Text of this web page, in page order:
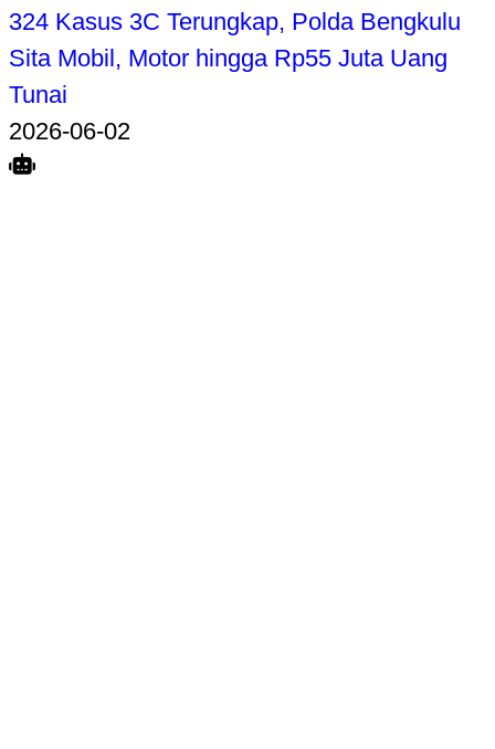
324 Kasus 3C Terungkap, Polda Bengkulu
Sita Mobil, Motor hingga Rp55 Juta Uang
Tunai
2026-06-02